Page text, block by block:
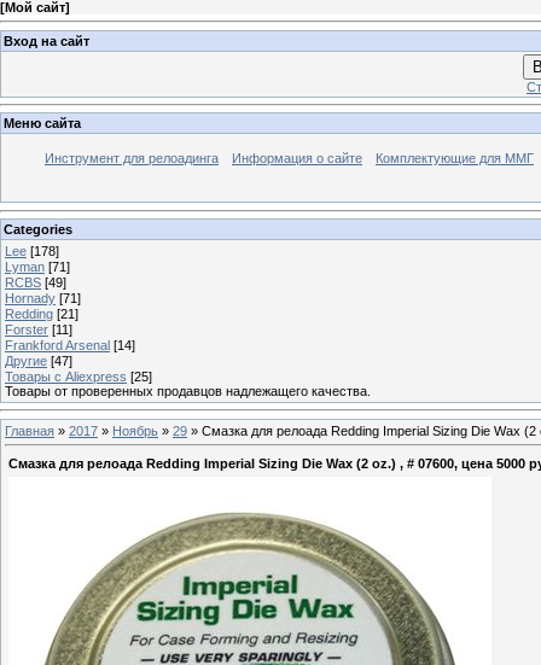
[Мой сайт]
Вход на сайт
Меню сайта
Инструмент для релоадинга Информация о сайте Комплектующие для ММГ
Categories
Lee [178]
Lyman [71]
RCBS [49]
Hornady [71]
Redding [21]
Forster [11]
Frankford Arsenal [14]
Другие [47]
Товары с Aliexpress [25]
Товары от проверенных продавцов надлежащего качества.
Главная » 2017 » Ноябрь » 29 » Смазка для релоада Redding Imperial Sizing Die Wax
Смазка для релоада Redding Imperial Sizing Die Wax (2 oz.) , # 07600, цена 5000